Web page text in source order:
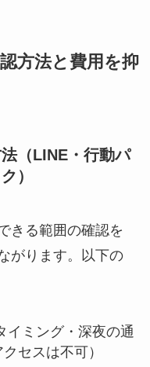
方法と費用を抑
（LINE・行動パ
）
きる範囲の確認を
がります。以下の
イミング・深夜の通
セスは不可）